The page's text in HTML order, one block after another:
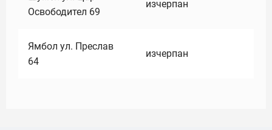
Освободител 69
изчерпан
Ямбол ул. Преслав
64
изчерпан